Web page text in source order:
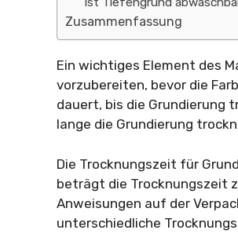
Zusammenfassung
Ein wichtiges Element des
vorzubereiten, bevor die
dauert, bis die Grundierung
lange die Grundierung
Die Trocknungszeit für
beträgt die Trocknungszeit
Anweisungen auf der
unterschiedliche